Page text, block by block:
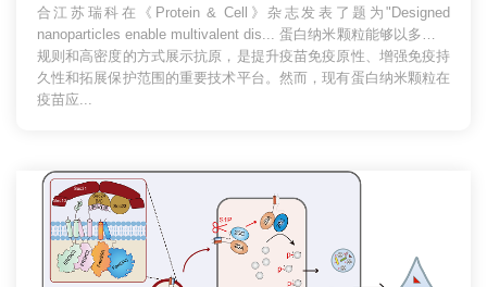
合江苏瑞科在《Protein & Cell》杂志发表了题为"Designed
nanoparticles enable multivalent dis...
蛋白纳米颗粒能够以多价、
规则和高密度的方式展示抗原，是提升疫苗免疫原性、增强免疫持
久性和拓展保护范围的重要技术平台。然而，现有蛋白纳米颗粒在
疫苗应...